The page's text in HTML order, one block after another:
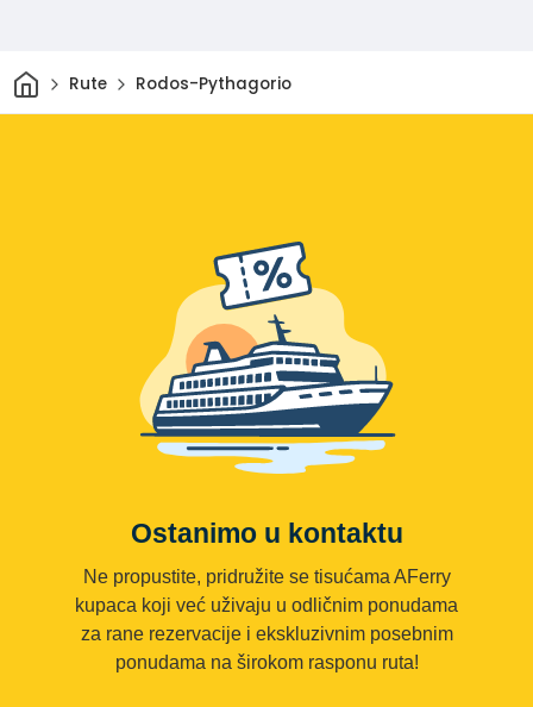
DomRute Rodos-Pythagorio
Ostanimo u kontaktu
Ne propustite, pridružite se tisućama AFerry
kupaca koji već uživaju u odličnim ponudama
za rane rezervacije i ekskluzivnim posebnim
ponudama na širokom rasponu ruta!